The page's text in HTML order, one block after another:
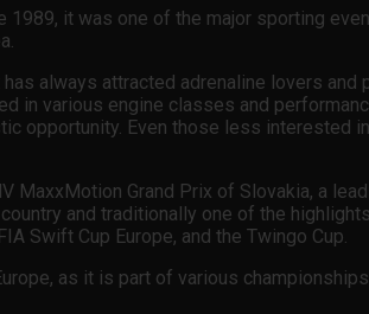
1989, it was one of the major sporting
always attracted adrenaline lovers
in various engine classes and
opportunity. Even those less
MaxxMotion Grand Prix of Slovakia, a
and traditionally one of the
Swift Cup Europe, and the Twingo Cup.
as it is part of various